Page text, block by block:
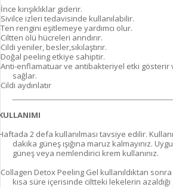
kırışıklıklar giderir.
izleri tedavisinde kullanılabilir.
rengini eşitlemeye yardımcı olur.
ölü hücreleri arındırır.
yeniler, besler,sıkılaştırır.
peeling etkiye sahiptir.
enflamatuar ve antibakteriyel etki gösterir
sağlar.
aydınlatır
2 defa kullanılması tavsiye edilir.
dakika güneş ışığına maruz kalmayınız.
güneş veya nemlendirici krem kullanınız.
Detox Peeling Gel kullanıldıktan
kısa süre içerisinde ciltteki lekelerin